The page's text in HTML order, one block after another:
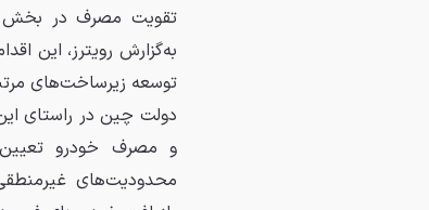
تقویت مصرف در بخش
به‌گزارش رویترز، این
توسعه زیرساخت‌های
و مصرف خودرو
محدودیت‌های